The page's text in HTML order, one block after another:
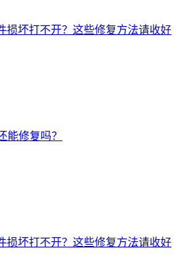
损坏打不开？这些修复方法请收好
能修复吗？
损坏打不开？这些修复方法请收好